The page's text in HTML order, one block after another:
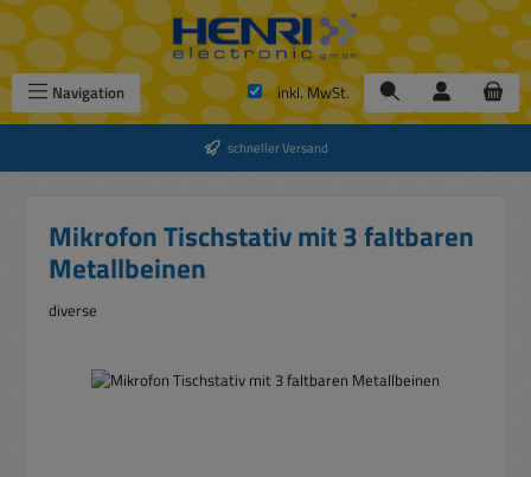
Zum Hauptinhalt springen
Navigation inkl. MwSt.
schneller Versand
Mikrofon Tischstativ mit 3 faltbaren
Metallbeinen
diverse